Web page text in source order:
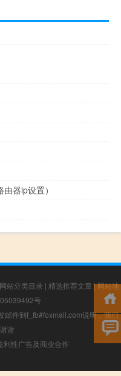
器ip设置）
网站分类目录 | 精选推荐文章 |网站地
号
邮件到f_fb#foxmail.com说明，我们
谢
利性广告及商业合作